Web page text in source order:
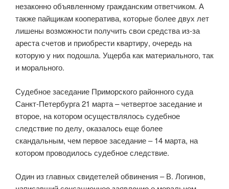
незаконно объявленному гражданским ответчиком. А
также пайщикам кооператива, которые более двух лет
лишены возможности получить свои средства из-за
ареста счетов и приобрести квартиру, очередь на
которую у них подошла. Ущерба как материального, так
и морального.
Судебное заседание Приморского районного суда
Санкт-Петербурга 21 марта – четвертое заседание и
второе, на котором осуществлялось судебное
следствие по делу, оказалось еще более
скандальным, чем первое заседание – 14 марта, на
котором проводилось судебное следствие.
Один из главных свидетелей обвинения – В. Логинов,